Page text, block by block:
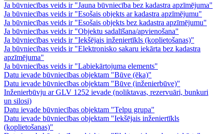
Ja būvniecības veids ir "Jauna būvniecība bez kadastra apzīmējuma"
Ja būvniecības veids ir "Esošais objekts ar kadastra apzīmējumu"
Ja būvniecības veids ir "Esošais objekts bez kadastra apzīmējumu"
Ja būvniecības veids ir "Objektu sadalīšana/apvienošana"
Ja būvniecības veids ir "Iekšējais inženiertīkls (koplietošanas)"
Ja būvniecības veids ir "Elektronisko sakaru iekārta bez kadastra
apzīmējuma"
Ja būvniecības veids ir "Labiekārtojuma elements"
Datu ievade būvniecības objektam "Būve (ēka)"
Datu ievade būvniecības objektam "Būve (inženierbūve)"
Inženierbūvju ar GLV 1252 ievade (noliktavas, rezervuāri, bunkuri
un silosi)
Datu ievade būvniecības objektam "Telpu grupa"
Datu ievade būvniecības objektam "Iekšējais inženiertīkls
(koplietošanas)"